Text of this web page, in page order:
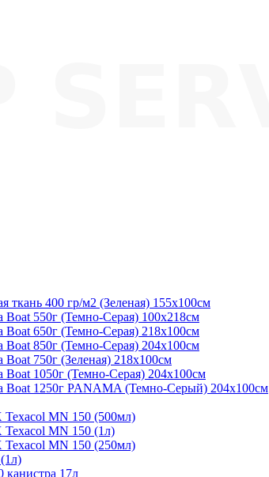
ткань 400 гр/м2 (Зеленая) 155х100см
Boat 550г (Темно-Серая) 100х218см
Boat 650г (Темно-Серая) 218х100см
Boat 850г (Темно-Серая) 204х100см
Boat 750г (Зеленая) 218х100см
Boat 1050г (Темно-Серая) 204х100см
Boat 1250г PANAMA (Темно-Серый) 204х100см
МN 150 (500мл)
МN 150 (1л)
МN 150 (250мл)
17л